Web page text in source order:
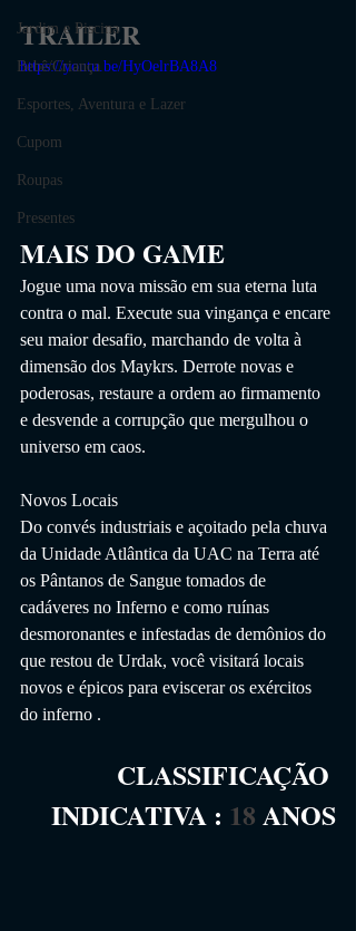
Jardim e Piscina
Bebê/Criança
Esportes, Aventura e Lazer
Cupom
Roupas
Presentes
TRAILER
https://youtu.be/HyOelrBA8A8
MAIS DO GAME
Jogue uma nova missão em sua eterna luta
contra o mal. Execute sua vingança e encare
seu maior desafio, marchando de volta à
dimensão dos Maykrs. Derrote novas e
poderosas, restaure a ordem ao firmamento
e desvende a corrupção que mergulhou o
universo em caos.
Novos Locais
Do convés industriais e açoitado pela chuva
da Unidade Atlântica da UAC na Terra até
os Pântanos de Sangue tomados de
cadáveres no Inferno e como ruínas
desmoronantes e infestadas de demônios do
que restou de Urdak, você visitará locais
novos e épicos para eviscerar os exércitos
do inferno .
CLASSIFICAÇÃO
INDICATIVA : 18 ANOS